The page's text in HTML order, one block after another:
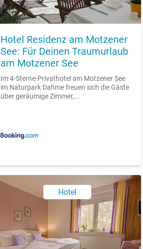
Hotel Residenz am Motzener
See: Für Deinen Traumurlaub
am Motzener See
Im 4-Sterne-Privathotel am Motzener See
im Naturpark Dahme freuen sich die Gäste
über geräumige Zimmer,...
Hotel